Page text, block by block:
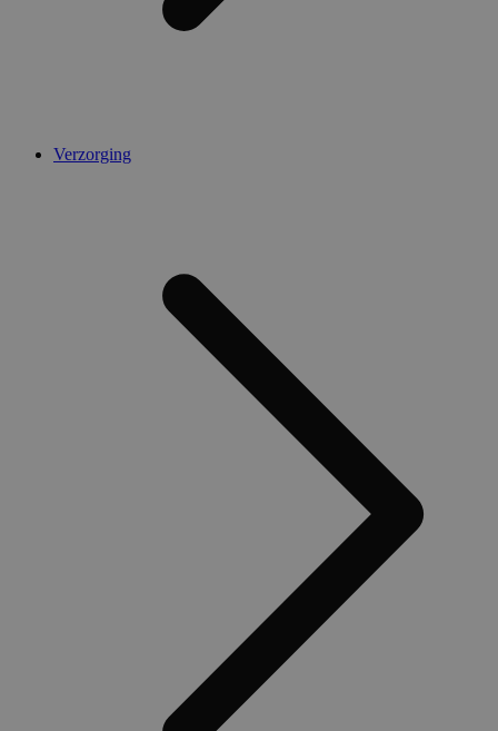
Verzorging